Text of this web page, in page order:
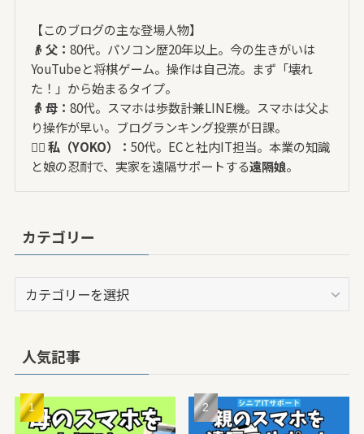
【このブログの主な登場人物】
👴 父：80代。パソコン歴20年以上。今の生きがいは
YouTubeと将棋ゲーム。操作は自己流。まず「壊れ
た！」から始まるタイプ。
👵 母：80代。スマホは歩数計兼LINE機。スマホは父よ
り操作が早い。ブログランキング投票が日課。
🙋‍♀️ 私（YOKO）：50代。ECと社内IT担当。本業の知識
と娘の忍耐で、実家を遠隔サポートする遠隔娘。
カテゴリー
テ
ー
人気記事